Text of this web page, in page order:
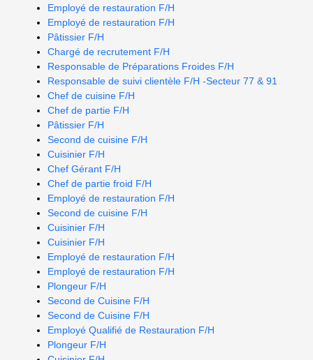
Employé de restauration F/H
Employé de restauration F/H
Pâtissier F/H
Chargé de recrutement F/H
Responsable de Préparations Froides F/H
Responsable de suivi clientèle F/H -Secteur 77 & 91
Chef de cuisine F/H
Chef de partie F/H
Pâtissier F/H
Second de cuisine F/H
Cuisinier F/H
Chef Gérant F/H
Chef de partie froid F/H
Employé de restauration F/H
Second de cuisine F/H
Cuisinier F/H
Cuisinier F/H
Employé de restauration F/H
Employé de restauration F/H
Plongeur F/H
Second de Cuisine F/H
Second de Cuisine F/H
Employé Qualifié de Restauration F/H
Plongeur F/H